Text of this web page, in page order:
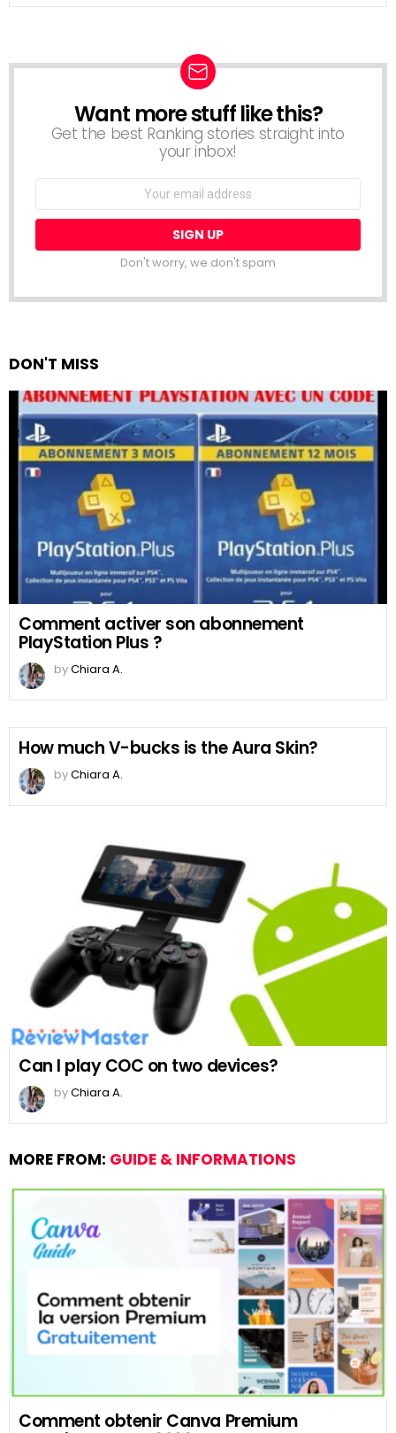
NEWSLETTER
Want more stuff like this?
Get the best Ranking stories straight into
your inbox!
Email
Don't worry, we don't spam
DON'T MISS
Comment activer son abonnement
PlayStation Plus ?
byChiara A.
How much V-bucks is the Aura Skin?
byChiara A.
Can I play COC on two devices?
byChiara A.
MORE FROM: GUIDE & INFORMATIONS
Comment obtenir Canva Premium